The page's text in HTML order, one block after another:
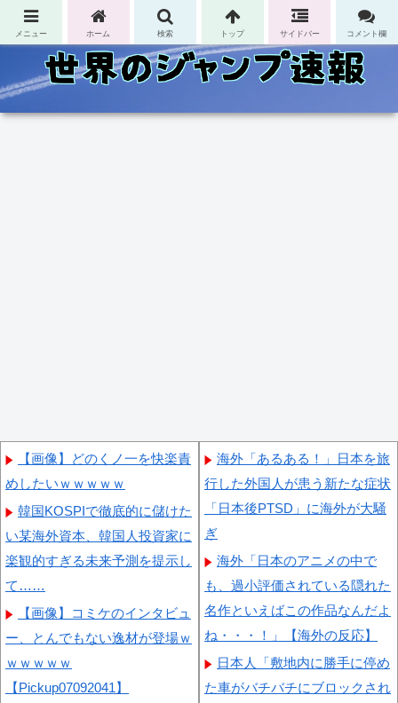
コンテンツへスキップ
【画像】どのくノ一を快楽責
めしたいｗｗｗｗｗ
韓国KOSPIで徹底的に儲けた
い某海外資本、韓国人投資家に
楽観的すぎる未来予測を提示し
て……
【画像】コミケのインタビュ
ー、とんでもない逸材が登場ｗ
ｗｗｗｗｗ
【Pickup07092041】
海外「あるある！」日本を旅
行した外国人が患う新たな症状
「日本後PTSD」に海外が大騒
ぎ
海外「日本のアニメの中で
も、過小評価されている隠れた
名作といえばこの作品なんだよ
ね・・・！」【海外の反応】
日本人「敷地内に勝手に停め
た車がバチバチにブロックされ
メニュー ホーム 検索 トップ サイドバー コメント欄